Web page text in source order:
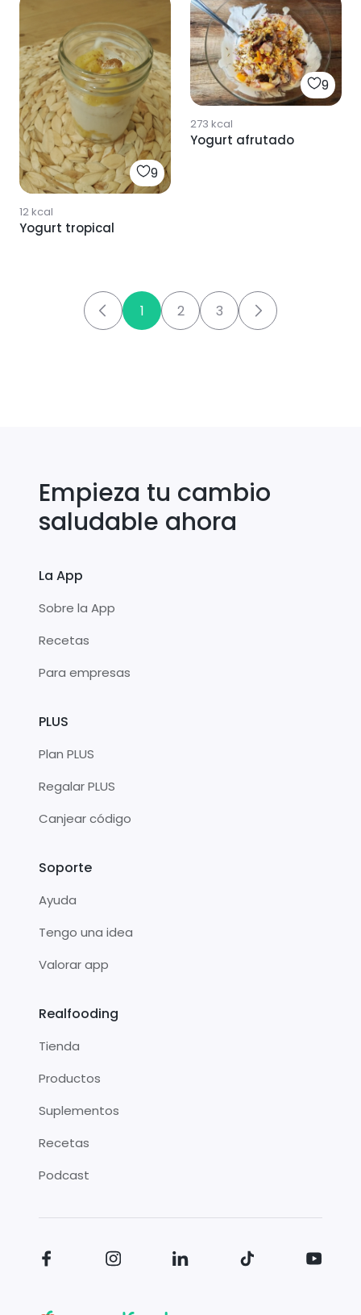
9
12kcal
Yogurt tropical
9
273 kcal
Yogurt afrutado
1 2 3
Empieza tu cambio
saludable ahora
La App
Sobre la App
Recetas
Para empresas
PLUS
Plan PLUS
Regalar PLUS
Canjear código
Soporte
Ayuda
Tengo una idea
Valorar app
Realfooding
Tienda
Productos
Suplementos
Recetas
Podcast